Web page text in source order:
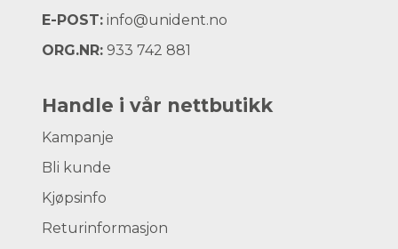
E-POST: info@unident.no
ORG.NR: 933 742 881
Handle i vår nettbutikk
Kampanje
Bli kunde
Kjøpsinfo
Returinformasjon